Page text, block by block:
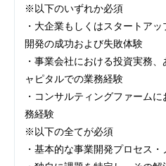
※以下のいずれか必須
・大企業もしくはスタートア
開発の成功および失敗体験
・事業会社における投資実務
ャピタルでの業務経験
・コンサルティングファーム
務経験
※以下の全てが必須
・基本的な事業開発プロセス